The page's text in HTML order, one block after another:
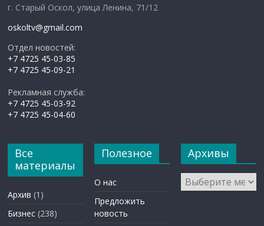
г. Старый Оскол, улица Ленина, 71/12
oskoltv@gmail.com
Отдел новостей:
+7 4725 45-03-85
+7 4725 45-09-21
Рекламная служба:
+7 4725 45-03-92
+7 4725 45-04-60
Все
материалы
Архив (1)
Бизнес (238)
Полезное
О нас
Предложить
новость
Архивы
Архивы